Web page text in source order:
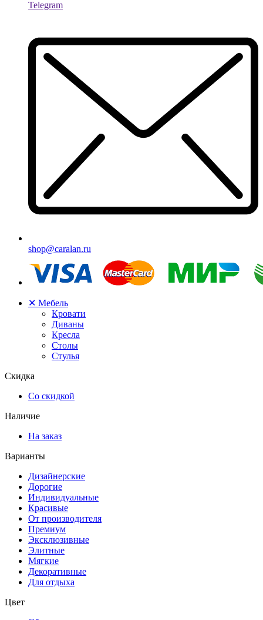
Telegram
shop@caralan.ru
✕ Мебель
Кровати
Диваны
Кресла
Столы
Стулья
Скидка
Со скидкой
Наличие
На заказ
Варианты
Дизайнерские
Дорогие
Индивидуальные
Красивые
От производителя
Премиум
Эксклюзивные
Элитные
Мягкие
Декоративные
Для отдыха
Цвет